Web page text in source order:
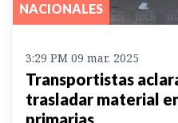
NACIONALES
3:29 PM 09 mar. 2025
Transportistas
trasladar material